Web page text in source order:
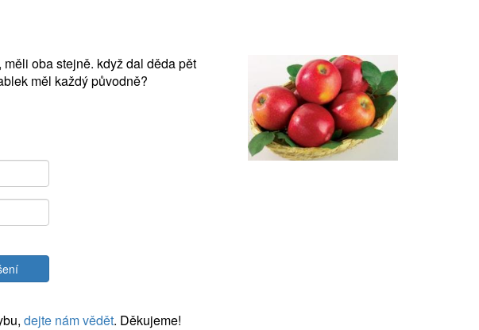
oba stejně. když dal děda pět
měl každý původně?
dejte nám vědět. Děkujeme!